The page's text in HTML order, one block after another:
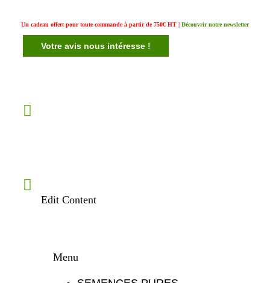
Un cadeau offert pour toute commande à partir de 750€ HT | Découvrir notre newsletter
Votre avis nous intéresse !
Edit Content
Menu